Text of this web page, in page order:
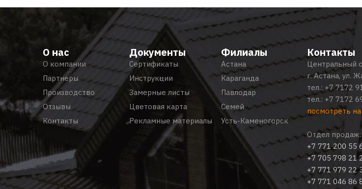
О нас
О компании
Партнеры
Производство
Отзывы
Контакты
Документы
Сертификаты
Инструкции
Замерные листы
Цветовая карта
Рекламные материалы
Филиалы
Астана
Караганда
Павлодар
Семей
Усть-Каменогорск
Контакты
Центральный
г. Астана, ул.
тел.: +7 7172
тел.: +7 7172
посмотреть
Отдел продаж:
+7 771 200 55
+7 705 798 21
+7 771 979 22
+7 771 046 86